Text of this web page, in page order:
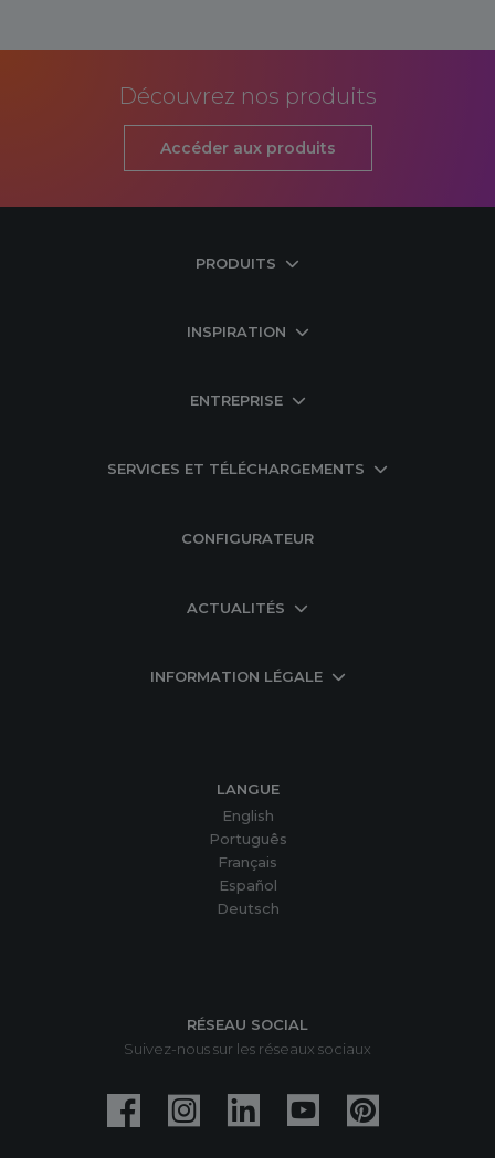
Découvrez nos produits
Accéder aux produits
PRODUITS
INSPIRATION
ENTREPRISE
SERVICES ET TÉLÉCHARGEMENTS
CONFIGURATEUR
ACTUALITÉS
INFORMATION LÉGALE
LANGUE
English
Português
Français
Español
Deutsch
RÉSEAU SOCIAL
Suivez-nous sur les réseaux sociaux